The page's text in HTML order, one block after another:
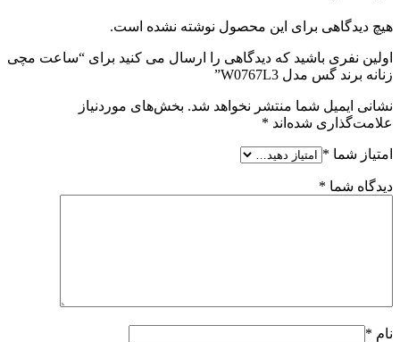
هیچ دیدگاهی برای این محصول نوشته نشده است.
اولین نفری باشید که دیدگاهی را ارسال می کنید برای “ساعت مچی
زنانه برند گس مدل W0767L3”
نشانی ایمیل شما منتشر نخواهد شد. بخش‌های موردنیاز
علامت‌گذاری شده‌اند *
امتیاز شما *
دیدگاه شما *
نام *